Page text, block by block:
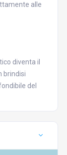
alle
diventa il
brindisi
del